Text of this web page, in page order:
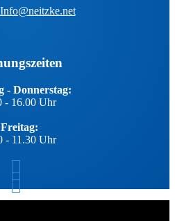
Info@neitzke.net
- Donnerstag:
- 16.00 Uhr
Freitag:
- 11.30 Uhr